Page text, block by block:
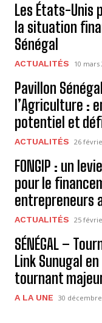
Les États-Unis
la situation
Sénégal
ACTUALITÉS 10 mars
Pavillon
l’Agriculture :
potentiel et
ACTUALITÉS 26
FONGIP : un
pour le
entrepreneurs
ACTUALITÉS 25
SÉNÉGAL –
Link Sunugal
tournant
A LA UNE 30